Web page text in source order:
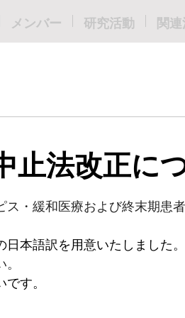
メンバー 研究活動 関
止法改正に
ス・緩和医療および終末期患
本語訳を用意いたしました。
す。